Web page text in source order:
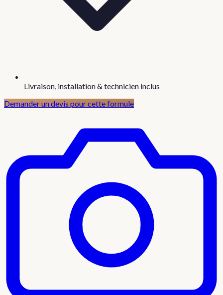
Livraison, installation & technicien inclus
Demander un devis pour cette formule